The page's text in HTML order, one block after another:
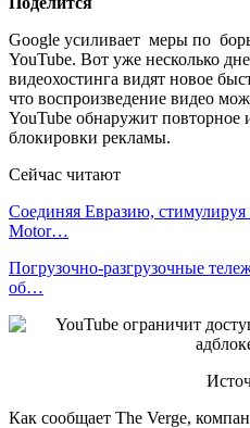
Google усиливает меры по
YouTube. Вот уже несколько
видеохостинга видят новое
что воспроизведение видео
YouTube обнаружит повторное
блокировки рекламы.
Сейчас читают
Соединяя Евразию,
Motor…
Погрузочно-разгрузочные
об…
Как сообщает The Verge,